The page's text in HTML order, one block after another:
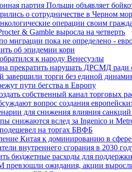
партия Польши объявляет
о сотрудничестве в Черном
операции своим
& Gamble выросла на четверть
миграции пока не определено -
об эпидемии кори
к народу Венесуэлы
прекратить нарушать ДРСМД ради
завершили торги без единой
пути бегства в Европу
собственный канал торговых
вопрос создания
для снижения влияния
снижаются вслед за Ingenico и
на торгах БВФБ
Китая к доминированию в сфере
внутреннего сгорания в 2030
бюджетные расходы для
превзошли ожидания, акции